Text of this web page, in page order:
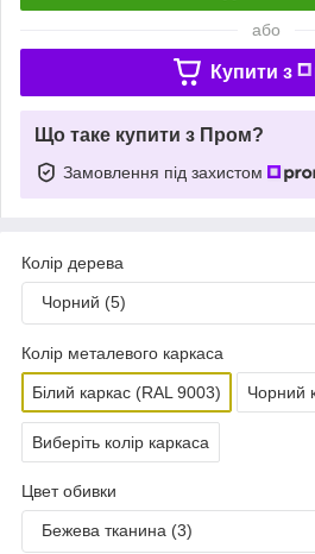
або
Купити з
Що таке купити з Пром?
Замовлення під захистом
Колір дерева
Чорний (5)
Колір металевого каркаса
Білий каркас (RAL 9003) Чорний
Виберіть колір каркаса
Цвет обивки
Бежева тканина (3)